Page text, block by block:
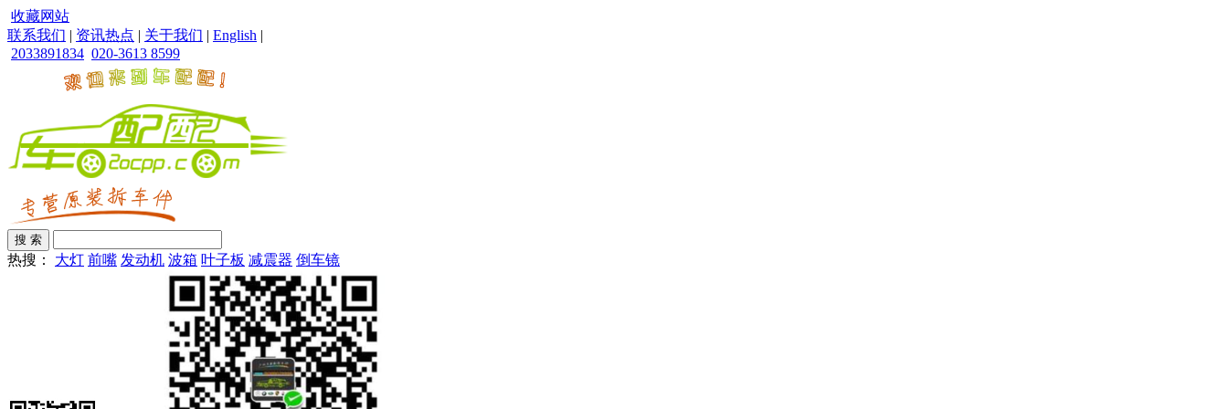
收藏网站
联系我们 | 资讯热点 | 关于我们 | English |
2033891834 020-3613 8599
热搜： 大灯 前嘴 发动机 波箱 叶子板 减震器 倒车镜